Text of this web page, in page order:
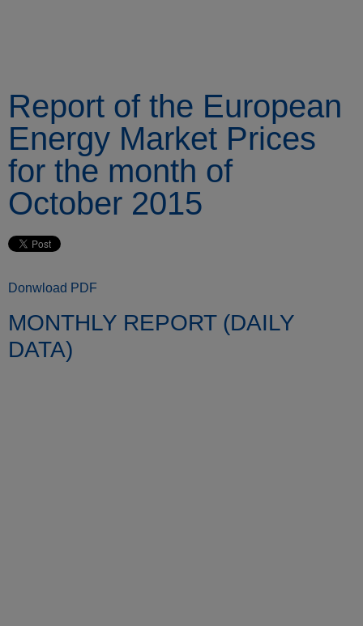
Report of the European
Energy Market Prices
for the month of
October 2015
Donwload PDF
MONTHLY REPORT (DAILY
DATA)